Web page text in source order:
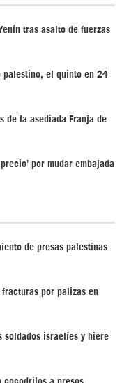
tras asalto de fuerzas
palestino, el quinto en 24
de la asediada Franja de
por mudar embajada
de presas palestinas
fracturas por palizas en
soldados israelíes y hiere
cocodrilos a presos